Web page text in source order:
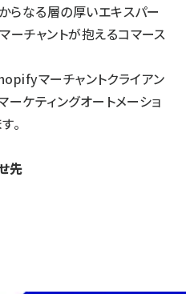
らなる層の厚いエキスパー
ーチャントが抱えるコマース
マーチャントクライアン
ーケティングオートメーショ
。
先